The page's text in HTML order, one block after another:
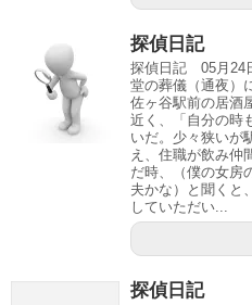
探偵日記
探偵日記 05月24
堂の葬儀（通夜）
佐ヶ谷駅前の居酒
近く、「自分の時
いだ。少々狭いが
え、住職が飲み仲
だ時、（僕の女房
夫かな）と聞くと
していただい...
探偵日記